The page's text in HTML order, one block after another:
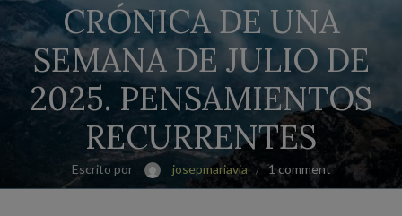
CRÓNICA DE UNA
SEMANA DE JULIO DE
2025. PENSAMIENTOS
RECURRENTES
Escrito por josepmariavia 1 comment